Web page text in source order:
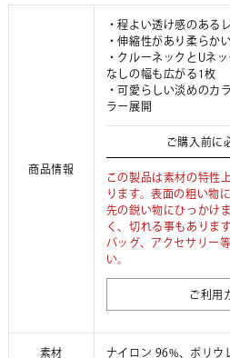
商品情報
・程よい透け感のある
・伸縮性があり柔らか
・クルーネックとUネ
なしの幅も広がる1枚
・可愛らしい淡めのカ
ラー展開
ご購入前に
この製品は素材の特性
ります。表面の粗い物
先の鋭い物にひっかけ
く、切れる事もありま
バッグ、アクセサリー
い。
ご利用
素材 ナイロン 96%、ポリウ